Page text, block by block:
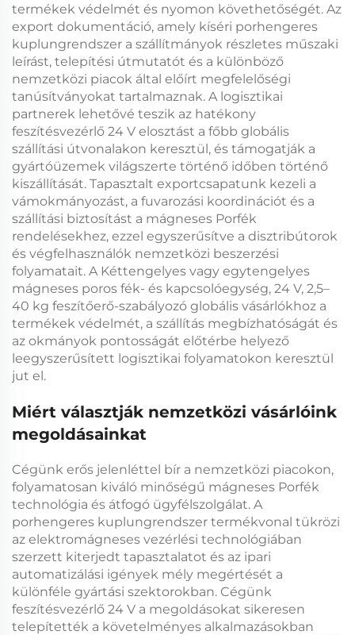
termékek védelmét és nyomon követhetőségét. Az
export dokumentáció, amely kíséri porhengeres
kuplungrendszer a szállítmányok részletes műszaki
leírást, telepítési útmutatót és a különböző
nemzetközi piacok által előírt megfelelőségi
tanúsítványokat tartalmaznak. A logisztikai
partnerek lehetővé teszik az hatékony
feszítésvezérlő 24 V elosztást a főbb globális
szállítási útvonalakon keresztül, és támogatják a
gyártóüzemek világszerte történő időben történő
kiszállítását. Tapasztalt exportcsapatunk kezeli a
vámokmányozást, a fuvarozási koordinációt és a
szállítási biztosítást a mágneses Porfék
rendelésekhez, ezzel egyszerűsítve a disztribútorok
és végfelhasználók nemzetközi beszerzési
folyamatait. A Kéttengelyes vagy egytengelyes
mágneses poros fék- és kapcsolóegység, 24 V, 2,5–
40 kg feszítőerő-szabályozó globális vásárlókhoz a
termékek védelmét, a szállítás megbízhatóságát és
az okmányok pontosságát előtérbe helyező
leegyszerűsített logisztikai folyamatokon keresztül
jut el.
Miért választják nemzetközi vásárlóink
megoldásainkat
Cégünk erős jelenléttel bír a nemzetközi piacokon,
folyamatosan kiváló minőségű mágneses Porfék
technológia és átfogó ügyfélszolgálat. A
porhengeres kuplungrendszer termékvonal tükrözi
az elektromágneses vezérlési technológiában
szerzett kiterjedt tapasztalatot és az ipari
automatizálási igények mély megértését a
különféle gyártási szektorokban. Cégünk
feszítésvezérlő 24 V a megoldásokat sikeresen
telepítették a követelményes alkalmazásokban